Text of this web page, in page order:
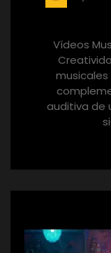
Vídeos
auditiva de